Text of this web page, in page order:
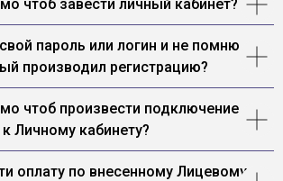
чтоб завести личный кабинет?
пароль или логин и не помню
производил регистрацию?
чтоб произвести подключение
Личному кабинету?
оплату по внесенному Лицевому